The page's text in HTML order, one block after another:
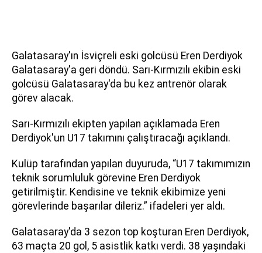
Galatasaray'ın İsviçreli eski golcüsü Eren Derdiyok
Galatasaray'a geri döndü. Sarı-Kırmızılı ekibin eski
golcüsü Galatasaray'da bu kez antrenör olarak
görev alacak.
Sarı-Kırmızılı ekipten yapılan açıklamada Eren
Derdiyok'un U17 takımını çalıştıracağı açıklandı.
Kulüp tarafından yapılan duyuruda, “U17 takımımızın
teknik sorumluluk görevine Eren Derdiyok
getirilmiştir. Kendisine ve teknik ekibimize yeni
görevlerinde başarılar dileriz.” ifadeleri yer aldı.
Galatasaray'da 3 sezon top koşturan Eren Derdiyok,
63 maçta 20 gol, 5 asistlik katkı verdi. 38 yaşındaki